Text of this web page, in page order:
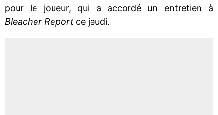
pour le joueur, qui a accordé un entretien à
Bleacher Report ce jeudi.